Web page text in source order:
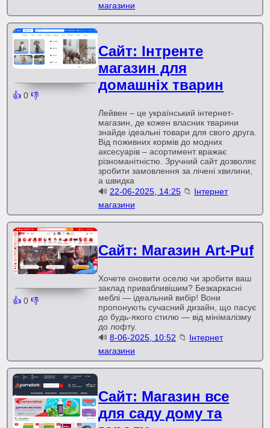
магазини
👍 0 👎
Сайт: Інтренте
магазин для
домашніх тварин
Лейвен – це український інтернет-
магазин, де кожен власник тварини
знайде ідеальні товари для свого друга.
Від поживних кормів до модних
аксесуарів – асортимент вражає
різноманітністю. Зручний сайт дозволяє
зробити замовлення за лічені хвилини,
а швидка
🔊 22-06-2025, 14:25 📁 Інтернет
магазини
👍 0 👎
Сайт: Магазин Art-Puf
Хочете оновити оселю чи зробити ваш
заклад привабливішим? Безкаркасні
меблі — ідеальний вибір! Вони
пропонують сучасний дизайн, що пасує
до будь-якого стилю — від мінімалізму
до лофту.
🔊8-06-2025, 10:52 📁 Інтернет
магазини
Сайт: Магазин все
для саду дому та